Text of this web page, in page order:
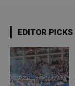
EDITOR PICKS